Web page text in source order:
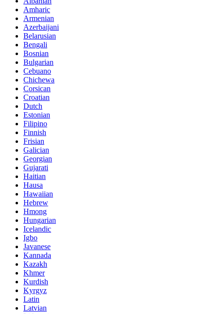
Amharic
Armenian
Azerbaijani
Belarusian
Bengali
Bosnian
Bulgarian
Cebuano
Chichewa
Corsican
Croatian
Dutch
Estonian
Filipino
Finnish
Frisian
Galician
Georgian
Gujarati
Haitian
Hausa
Hawaiian
Hebrew
Hmong
Hungarian
Icelandic
Igbo
Javanese
Kannada
Kazakh
Khmer
Kurdish
Kyrgyz
Latin
Latvian